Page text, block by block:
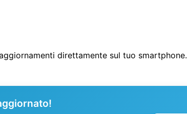
direttamente sul tuo smartphone.